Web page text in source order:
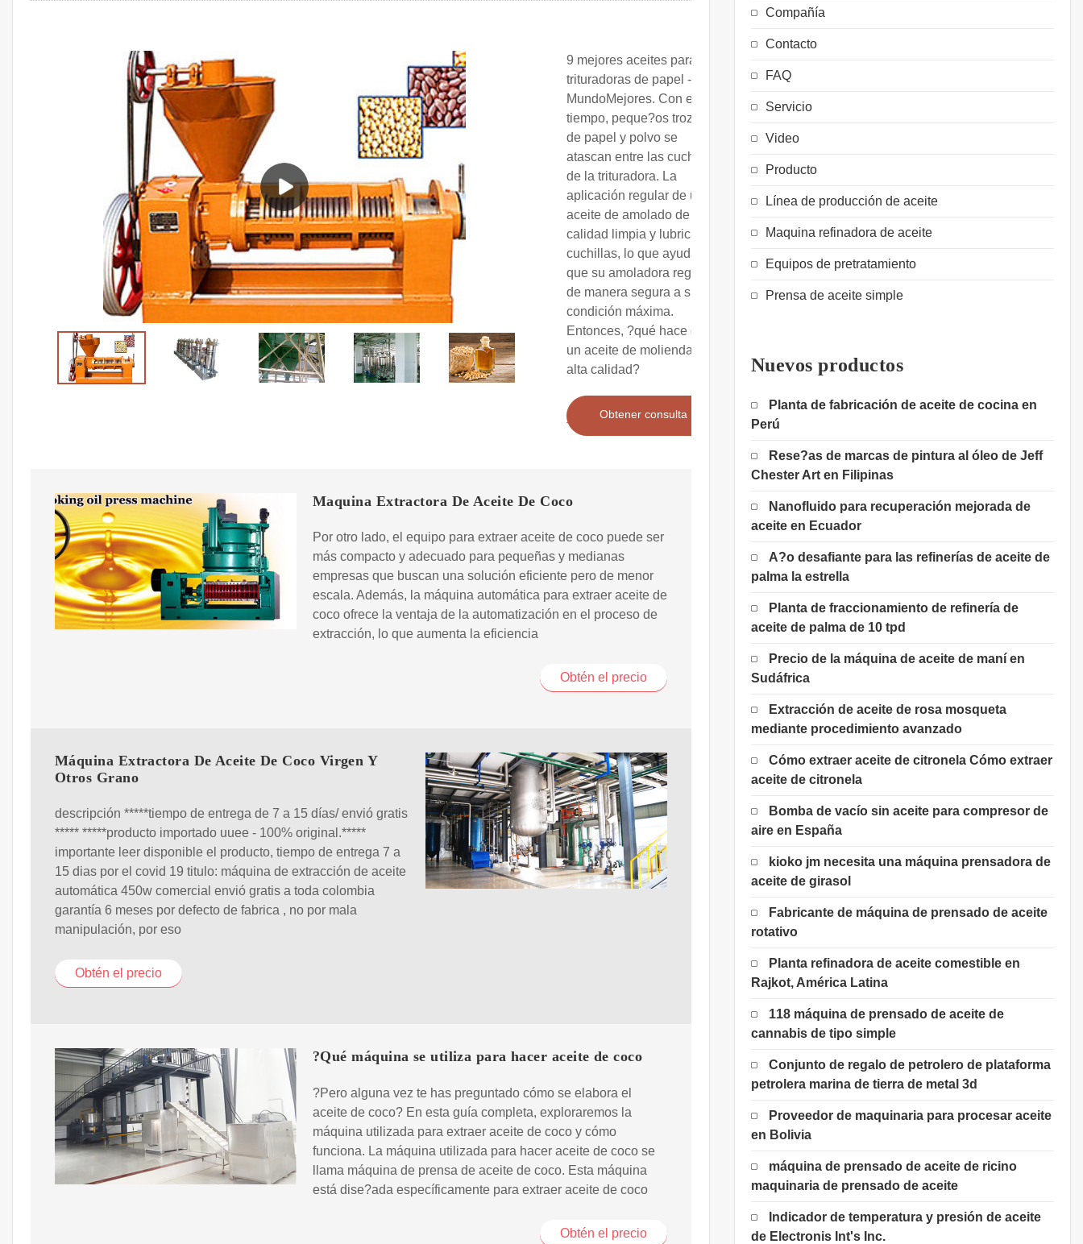
9 mejores aceites para
trituradoras de papel -
MundoMejores. Con el
tiempo, peque?os trozos
de papel y polvo se
atascan entre las cuchillas
de la trituradora. La
aplicación regular de un
aceite de amolado de alta
calidad limpia y lubrica las
cuchillas, lo que ayuda a
que su amoladora regrese
de manera segura a su
condición máxima.
Entonces, ?qué hace que
un aceite de molienda de
alta calidad?
Obtener consulta
Maquina Extractora De Aceite De Coco
Por otro lado, el equipo para extraer aceite de coco puede ser
más compacto y adecuado para pequeñas y medianas
empresas que buscan una solución eficiente pero de menor
escala. Además, la máquina automática para extraer aceite de
coco ofrece la ventaja de la automatización en el proceso de
extracción, lo que aumenta la eficiencia
Obtén el precio
Máquina Extractora De Aceite De Coco Virgen Y
Otros Grano
descripción *****tiempo de entrega de 7 a 15 días/ envió gratis
***** *****producto importado uuee - 100% original.*****
importante leer disponible el producto, tiempo de entrega 7 a
15 dias por el covid 19 titulo: máquina de extracción de aceite
automática 450w comercial envió gratis a toda colombia
garantía 6 meses por defecto de fabrica , no por mala
manipulación, por eso
Obtén el precio
?Qué máquina se utiliza para hacer aceite de coco
?Pero alguna vez te has preguntado cómo se elabora el
aceite de coco? En esta guía completa, exploraremos la
máquina utilizada para extraer aceite de coco y cómo
funciona. La máquina utilizada para hacer aceite de coco se
llama máquina de prensa de aceite de coco. Esta máquina
está dise?ada específicamente para extraer aceite de coco
Obtén el precio
Compañía
Contacto
FAQ
Servicio
Video
Producto
Línea de producción de aceite
Maquina refinadora de aceite
Equipos de pretratamiento
Prensa de aceite simple
Nuevos productos
Planta de fabricación de aceite de cocina en
Perú
Rese?as de marcas de pintura al óleo de Jeff
Chester Art en Filipinas
Nanofluido para recuperación mejorada de
aceite en Ecuador
A?o desafiante para las refinerías de aceite de
palma la estrella
Planta de fraccionamiento de refinería de
aceite de palma de 10 tpd
Precio de la máquina de aceite de maní en
Sudáfrica
Extracción de aceite de rosa mosqueta
mediante procedimiento avanzado
Cómo extraer aceite de citronela Cómo extraer
aceite de citronela
Bomba de vacío sin aceite para compresor de
aire en España
kioko jm necesita una máquina prensadora de
aceite de girasol
Fabricante de máquina de prensado de aceite
rotativo
Planta refinadora de aceite comestible en
Rajkot, América Latina
118 máquina de prensado de aceite de
cannabis de tipo simple
Conjunto de regalo de petrolero de plataforma
petrolera marina de tierra de metal 3d
Proveedor de maquinaria para procesar aceite
en Bolivia
máquina de prensado de aceite de ricino
maquinaria de prensado de aceite
Indicador de temperatura y presión de aceite
de Electronis Int's Inc.